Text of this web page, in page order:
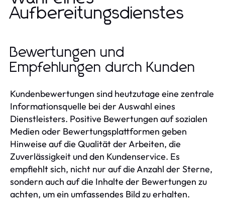
Aufbereitungsdienstes
Bewertungen und
Empfehlungen durch Kunden
Kundenbewertungen sind heutzutage eine zentrale
Informationsquelle bei der Auswahl eines
Dienstleisters. Positive Bewertungen auf sozialen
Medien oder Bewertungsplattformen geben
Hinweise auf die Qualität der Arbeiten, die
Zuverlässigkeit und den Kundenservice. Es
empfiehlt sich, nicht nur auf die Anzahl der Sterne,
sondern auch auf die Inhalte der Bewertungen zu
achten, um ein umfassendes Bild zu erhalten.